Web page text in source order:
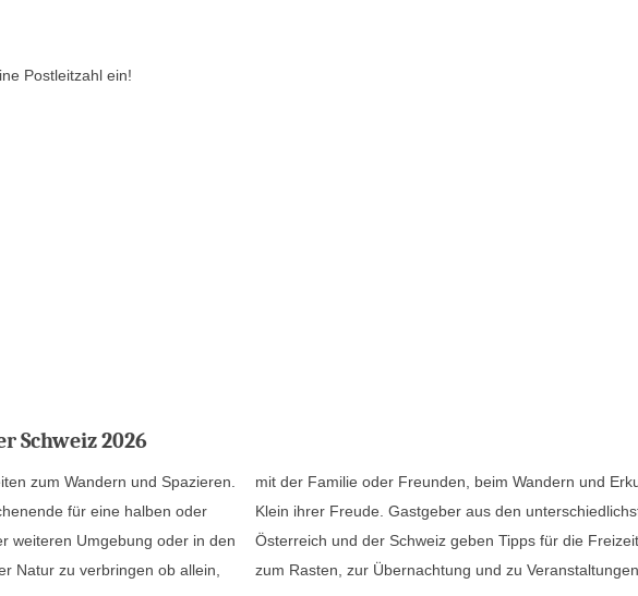
Postleitzahl ein!
Schweiz 2026
zum Wandern und Spazieren.
für eine halben oder
weiteren Umgebung oder in den
Natur zu verbringen ob allein,
der Natur haben Groß und
Regionen in Deutschland,
die Wanderung und den Urlaub
zum Rasten, zur Übernachtung und zu